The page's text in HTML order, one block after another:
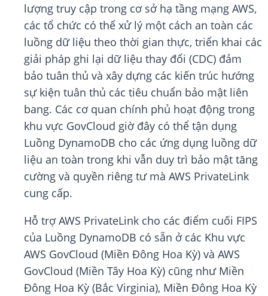
lượng truy cập trong cơ sở hạ tầng mạng AWS,
các tổ chức có thể xử lý một cách an toàn các
luồng dữ liệu theo thời gian thực, triển khai các
giải pháp ghi lại dữ liệu thay đổi (CDC) đảm
bảo tuân thủ và xây dựng các kiến trúc hướng
sự kiện tuân thủ các tiêu chuẩn bảo mật liên
bang. Các cơ quan chính phủ hoạt động trong
khu vực GovCloud giờ đây có thể tận dụng
Luồng DynamoDB cho các ứng dụng luồng dữ
liệu an toàn trong khi vẫn duy trì bảo mật tăng
cường và quyền riêng tư mà AWS PrivateLink
cung cấp.
Hỗ trợ AWS PrivateLink cho các điểm cuối FIPS
của Luồng DynamoDB có sẵn ở các Khu vực
AWS GovCloud (Miền Đông Hoa Kỳ) và AWS
GovCloud (Miền Tây Hoa Kỳ) cũng như Miền
Đông Hoa Kỳ (Bắc Virginia), Miền Đông Hoa Kỳ